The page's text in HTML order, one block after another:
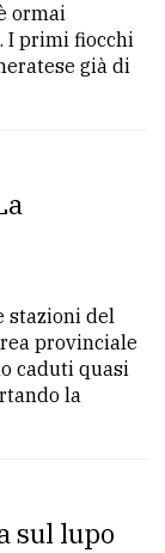
ormai
I primi fiocchi
già di
stazioni del
provinciale
caduti quasi
la
sul lupo